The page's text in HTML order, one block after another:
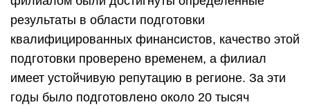
результаты в области подготовки
квалифицированных финансистов, качество этой
подготовки проверено временем, а филиал
имеет устойчивую репутацию в регионе. За эти
годы было подготовлено около 20 тысяч